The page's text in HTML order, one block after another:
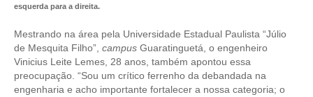
esquerda para a direita.
Mestrando na área pela Universidade Estadual Paulista “Júlio
de Mesquita Filho”, campus Guaratinguetá, o engenheiro
Vinicius Leite Lemes, 28 anos, também apontou essa
preocupação. “Sou um crítico ferrenho da debandada na
engenharia e acho importante fortalecer a nossa categoria; o